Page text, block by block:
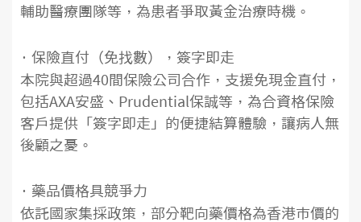
輔助醫療團隊等，為患者爭取黃金治療時機。
· 保險直付（免找數），簽字即走
本院與超過40間保險公司合作，支援免現金直付，
包括AXA安盛、Prudential保誠等，為合資格保險
客戶提供「簽字即走」的便捷結算體驗，讓病人無
後顧之憂。
· 藥品價格具競爭力
依託國家集採政策，部分靶向藥價格為香港市價的